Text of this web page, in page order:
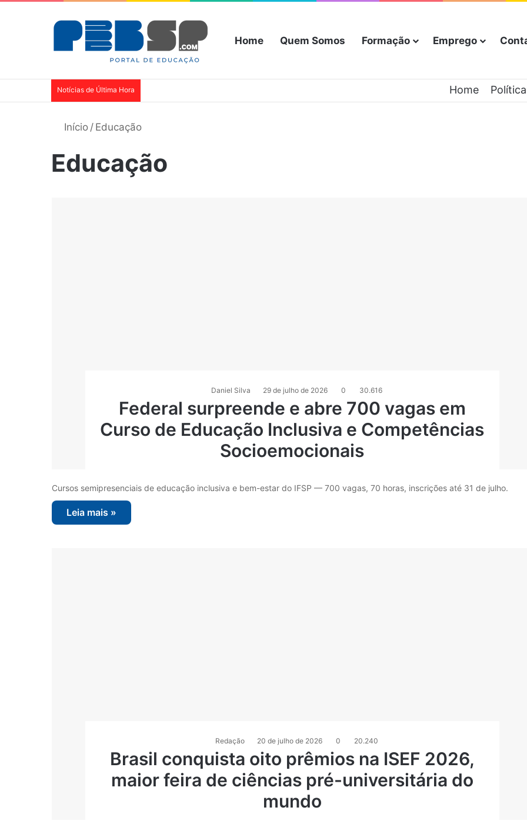
Home Quem Somos Formação Emprego
Notícias de Última Hora Home
Início / Educação
Educação
Daniel Silva 29 de julho de 2026 0 30.616
Federal surpreende e abre 700 vagas em
Curso de Educação Inclusiva e Competências
Socioemocionais
Cursos semipresenciais de educação inclusiva e bem-estar do IFSP — 700 vagas, 70 horas, inscrições até 31 de julho.
Leia mais »
Redação 20 de julho de 2026 0 20.240
Brasil conquista oito prêmios na ISEF 2026,
maior feira de ciências pré-universitária do
mundo